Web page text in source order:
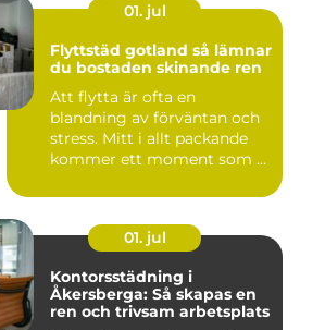
01. jul
Flyttstäd gotland så lämnar
du bostaden skinande ren
Att flytta är ofta en
blandning av förväntan och
stress. Mitt i allt packande
kommer ett moment som ...
01. jul
Kontorsstädning i
Åkersberga: Så skapas en
ren och trivsam arbetsplats